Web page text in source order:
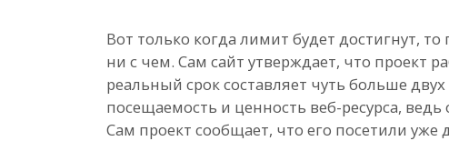
Вот только когда лимит будет достигнут,
ни с чем. Сам сайт утверждает, что проект
реальный срок составляет чуть больше
посещаемость и ценность веб-ресурса,
Сам проект сообщает, что его посетили